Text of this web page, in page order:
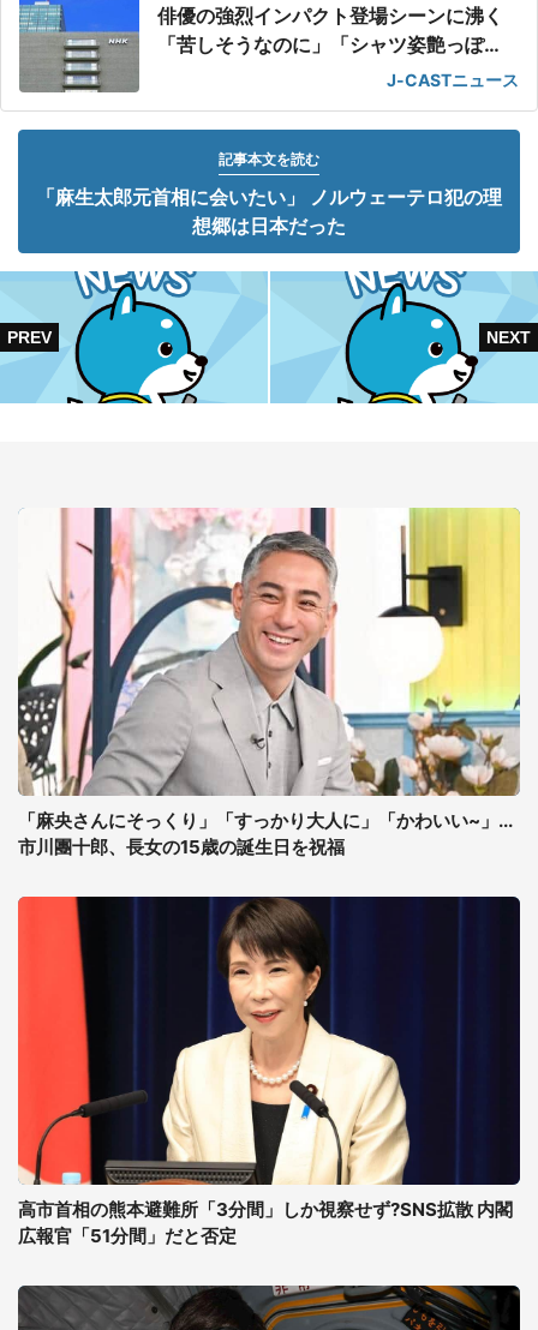
俳優の強烈インパクト登場シーンに沸く
「苦しそうなのに」「シャツ姿艶っぽ
J-CASTニュース
記事本文を読む
「麻生太郎元首相に会いたい」 ノルウェーテロ犯の理
想郷は日本だった
「麻央さんにそっくり」「すっかり大人に」「かわいい~」...
市川團十郎、長女の15歳の誕生日を祝福
高市首相の熊本避難所「3分間」しか視察せず?SNS拡散 内閣
広報官「51分間」だと否定